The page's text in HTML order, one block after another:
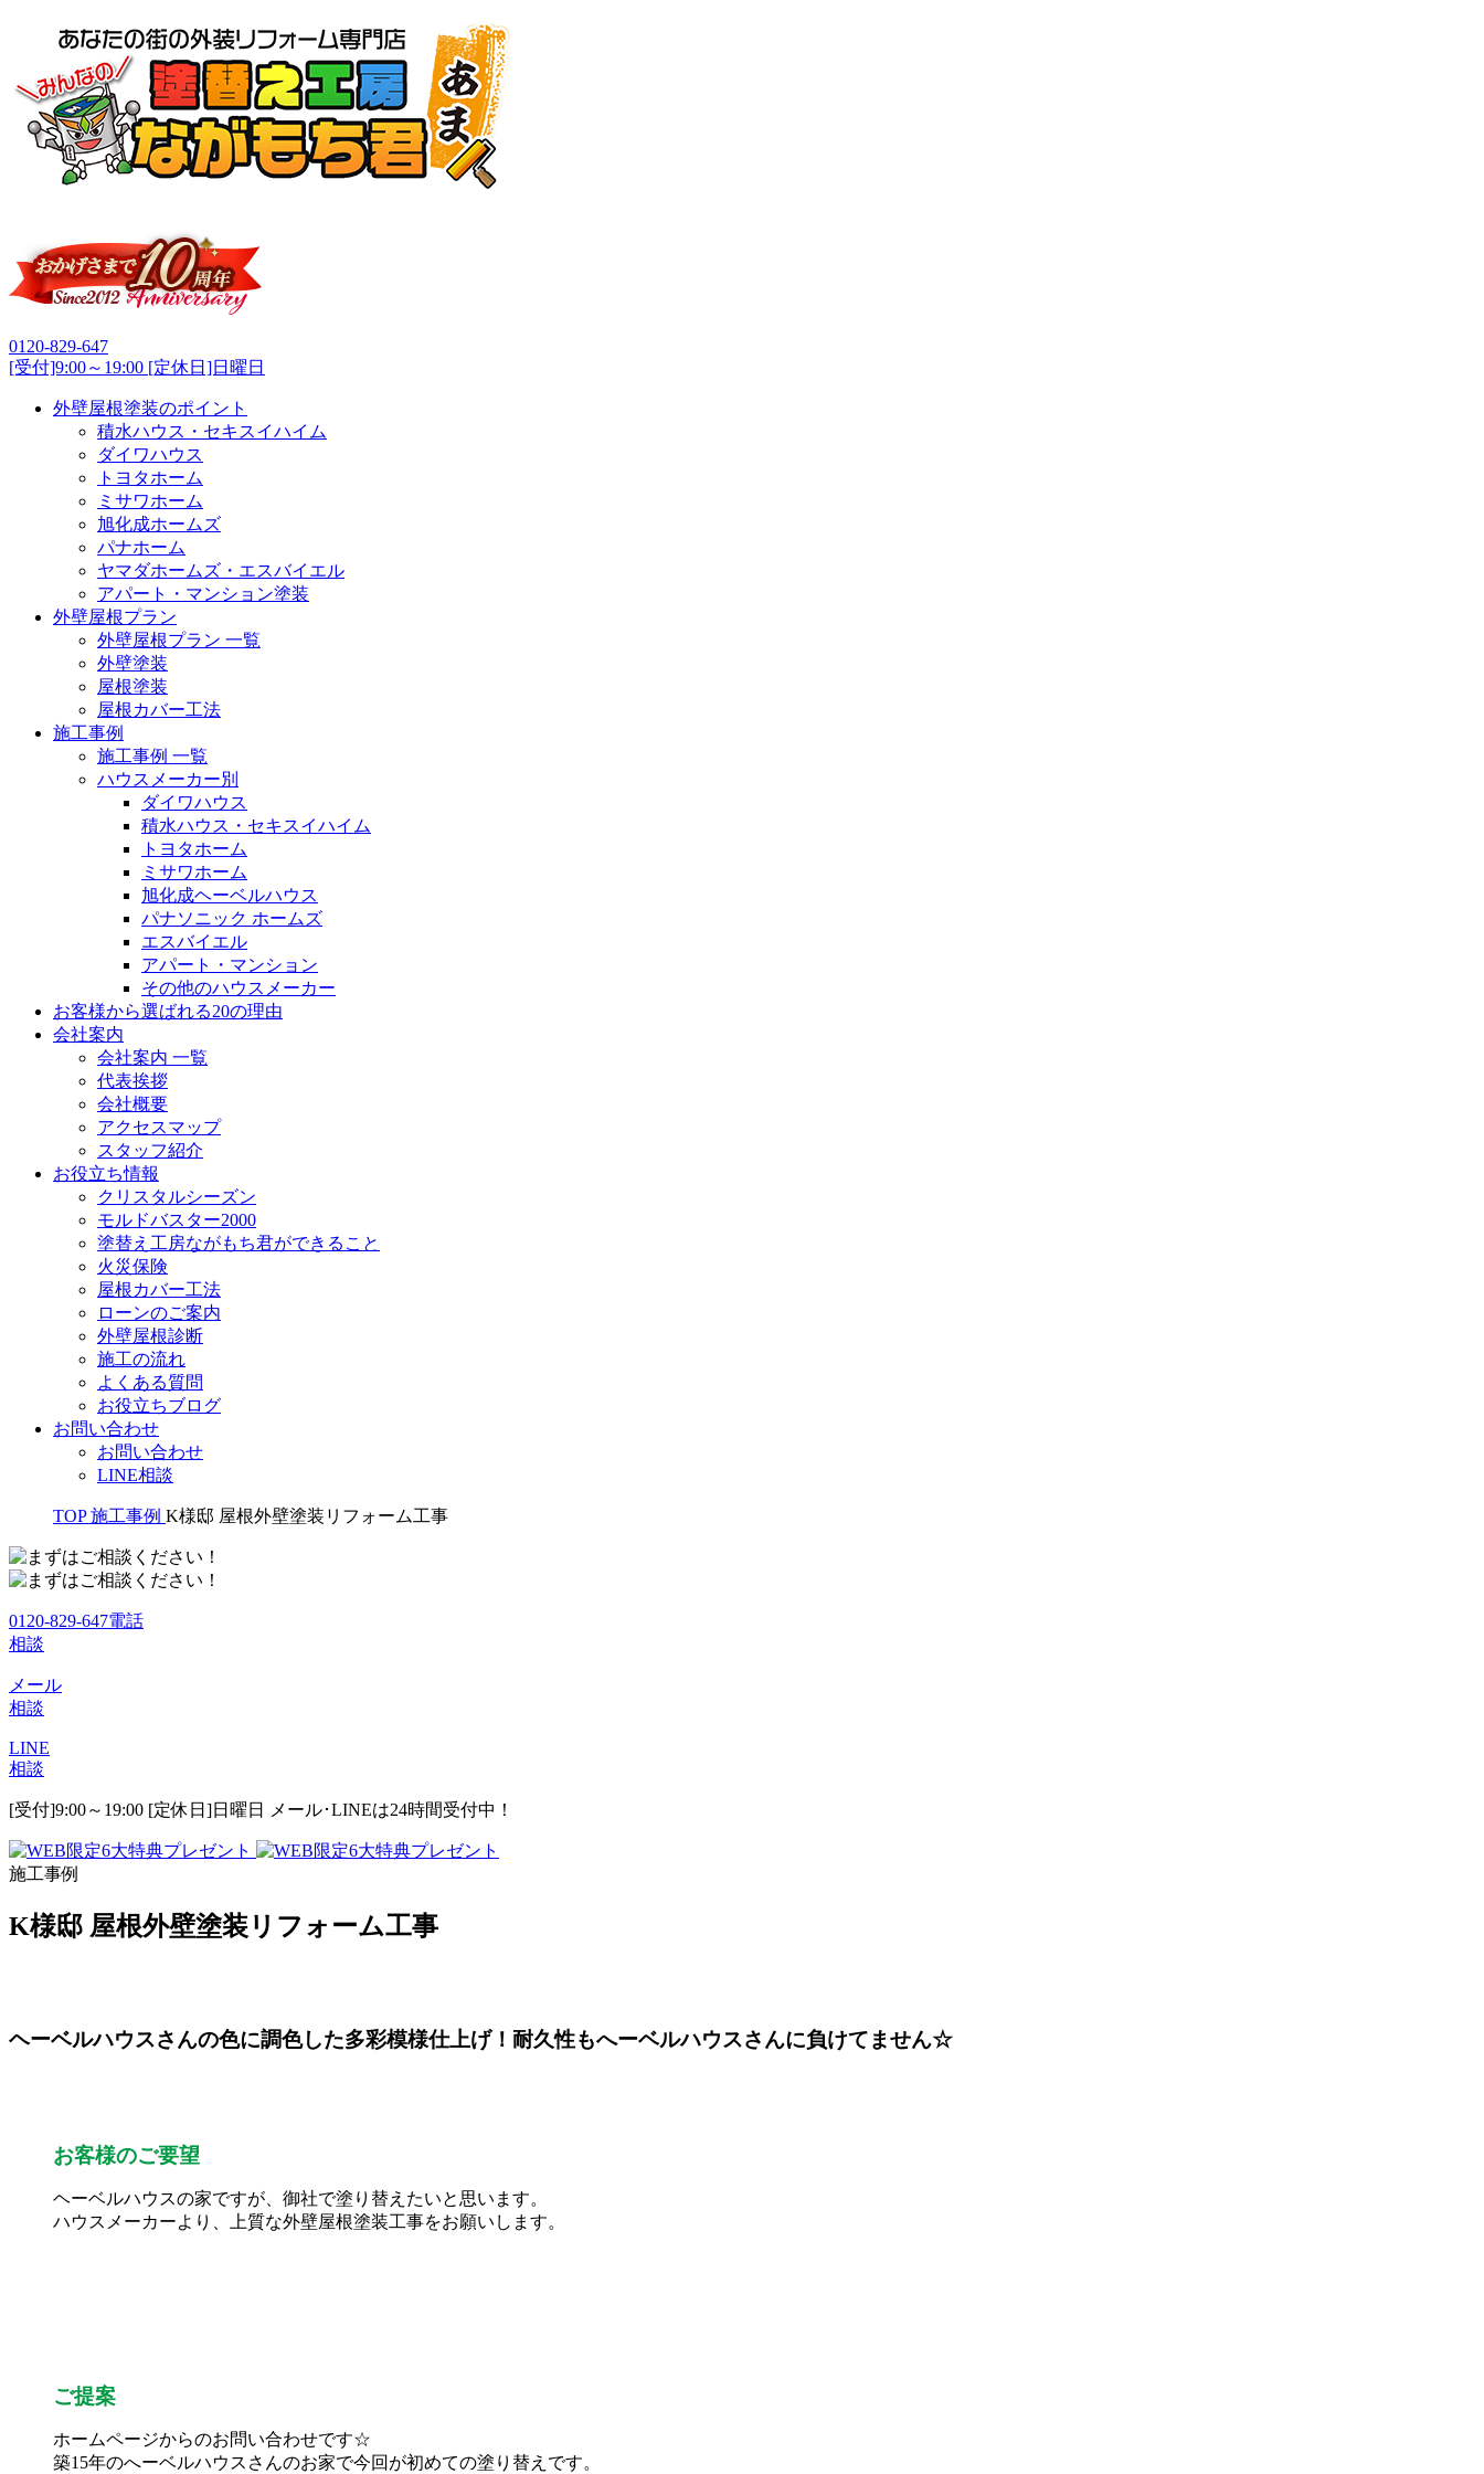
0120-829-647
[受付]9:00～19:00 [定休日]日曜日
外壁屋根塗装のポイント
積水ハウス・セキスイハイム
ダイワハウス
トヨタホーム
ミサワホーム
旭化成ホームズ
パナホーム
ヤマダホームズ・エスバイエル
アパート・マンション塗装
外壁屋根プラン
外壁屋根プラン 一覧
外壁塗装
屋根塗装
屋根カバー工法
施工事例
施工事例 一覧
ハウスメーカー別
ダイワハウス
積水ハウス・セキスイハイム
トヨタホーム
ミサワホーム
旭化成ヘーベルハウス
パナソニック ホームズ
エスバイエル
アパート・マンション
その他のハウスメーカー
お客様から選ばれる20の理由
会社案内
会社案内 一覧
代表挨拶
会社概要
アクセスマップ
スタッフ紹介
お役立ち情報
クリスタルシーズン
モルドバスター2000
塗替え工房ながもち君ができること
火災保険
屋根カバー工法
ローンのご案内
外壁屋根診断
施工の流れ
よくある質問
お役立ちブログ
お問い合わせ
お問い合わせ
LINE相談
TOP 施工事例 K様邸 屋根外壁塗装リフォーム工事
0120-829-647電話
相談
メール
相談
LINE
相談
[受付]9:00～19:00 [定休日]日曜日 メール･LINEは24時間受付中！
施工事例
K様邸 屋根外壁塗装リフォーム工事
ヘーベルハウスさんの色に調色した多彩模様仕上げ！耐久性もへーベルハウスさんに負けてません☆
お客様のご要望
ヘーベルハウスの家ですが、御社で塗り替えたいと思います。
ハウスメーカーより、上質な外壁屋根塗装工事をお願いします。
ご提案
ホームページからのお問い合わせです☆
築15年のへーベルハウスさんのお家で今回が初めての塗り替えです。